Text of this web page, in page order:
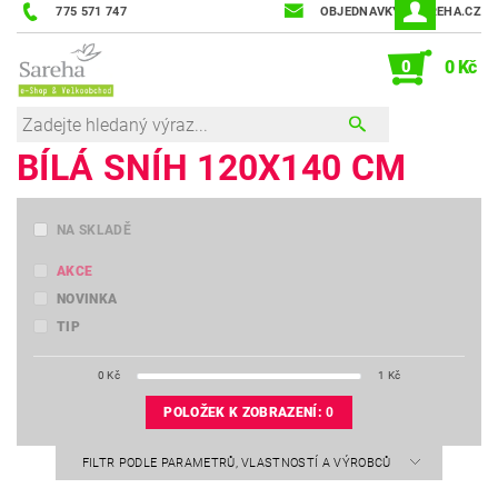
775 571 747 OBJEDNAVKY@SAREHA.CZ
0 0 Kč
BÍLÁ SNÍH 120X140 CM
NA SKLADĚ
AKCE
NOVINKA
TIP
0 Kč 1 Kč
POLOŽEK K ZOBRAZENÍ:0
FILTR PODLE PARAMETRŮ, VLASTNOSTÍ A VÝROBCŮ